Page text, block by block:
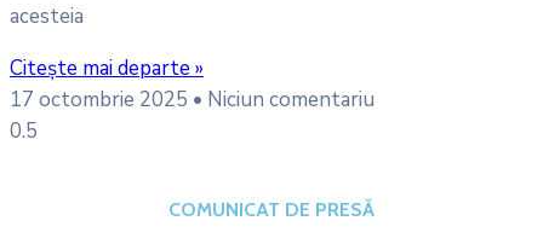
acesteia
Citește mai departe »
17 octombrie 2025
Niciun comentariu
COMUNICAT DE PRESĂ